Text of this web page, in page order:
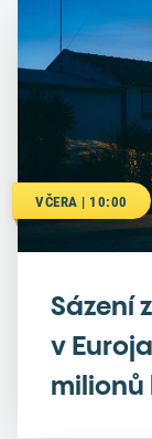
VČERA | 10:00
Sázení
v
milionů